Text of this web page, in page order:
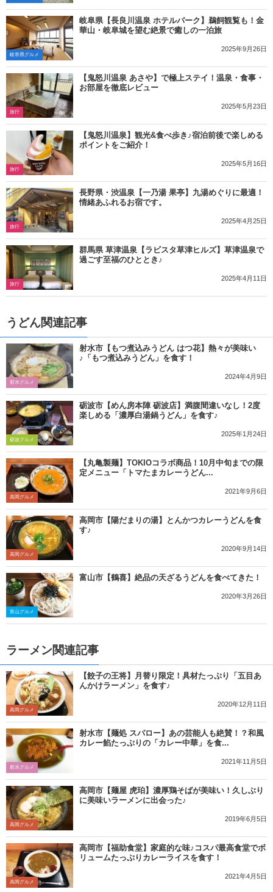
岐阜県グルメ
岐阜県【長良川温泉 ホテルパーク】鵜飼観覧も！金
華山・岐阜城を望む絶景で癒しの一泊旅
2025年9月26日
旅行
【鬼怒川温泉 あさや】で極上ステイ！温泉・食事・
お部屋を徹底レビュー
2025年5月23日
旅行
【鬼怒川温泉】観光&食べ歩き♪宿泊前後で楽しめる
ポイントをご紹介！
2025年5月16日
旅行
長野県・渋温泉【一乃湯 果亭】九湯めぐりに最適！
情緒あふれるお宿です。
2025年4月25日
旅行
群馬県 草津温泉【ラビスタ草津ヒルズ】草津温泉で
過ごす至福のひととき♪
2025年4月11日
うどん関連記事
射水グルメ
射水市【もつ煮込みうどん はつ花】熱々が美味い
♪「もつ煮込みうどん」を食す！
2024年4月9日
砺波グルメ
砺波市【めん房本陣 砺波店】満腹間違いなし！2度
楽しめる「濃厚白湯鍋うどん」を食す♪
2025年1月24日
高岡グルメ
【丸亀製麺】TOKIOコラボ商品！10月中旬までの限
定メニュー「トマたまカレーうどん...
2021年9月6日
高岡グルメ
高岡市【陽だまりの湯】とんかつカレーうどんを食
す♪
2020年9月14日
富山グルメ
富山市【鶴喜】絶品の天ざるうどんを食べてきた！
2020年3月26日
ラーメン関連記事
高岡グルメ
【餃子の王将】月替り限定！具材たっぷり「五目あ
んかけラーメン」を食す♪
2020年12月11日
射水グルメ
射水市【麺処 スパロー】あの芸能人も絶賛！？和風
カレー餡たっぷりの「カレー中華」を食...
2021年11月5日
高岡グルメ
高岡市【麺屋 虎珀】濃厚鶏そばが美味い！久しぶり
に美味いラーメンに出会った♪
2019年6月5日
高岡グルメ
高岡市【福助食堂】家庭的な味♪コスパ最高食堂でボ
リュームたっぷりカレーライスを食す！
2021年4月5日